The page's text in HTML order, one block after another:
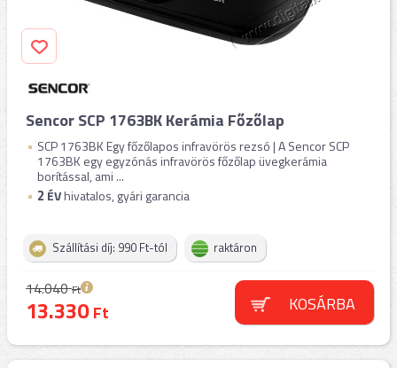
Sencor SCP 1763BK Kerámia Főzőlap
SCP 1763BK Egy főzőlapos infravörös rezsó | A Sencor SCP
1763BK egy egyzónás infravörös főzőlap üvegkerámia
borítással, ami ...
2 ÉVhivatalos, gyári garancia
Szállítási díj: 990 Ft-tól raktáron
14.040Ft
13.330Ft KOSÁRBA